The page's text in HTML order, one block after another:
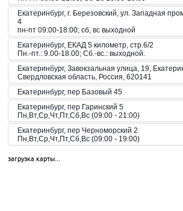
Екатеринбург, г. Березовский, ул. Западная
4
пн-пт 09:00-18:00; сб, вс выходной
Екатеринбург, ЕКАД 5 километр, стр.6/2
Пн.-пт.: 9.00-18.00; Сб.-вс.: выходной.
Екатеринбург, Завокзальная улица, 19,
Свердловская область, Россия, 620141
Екатеринбург, пер Базовый 45
Екатеринбург, пер Гаринский 5
Пн,Вт,Ср,Чт,Пт,Сб,Вс (09:00 - 21:00)
Екатеринбург, пер Черноморский 2
Пн,Вт,Ср,Чт,Пт,Сб,Вс (09:00 - 19:00)
Пн-Вс 10:00-20:00
загрузка карты...